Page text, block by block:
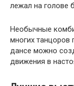
лежал на голове
Необычные
многих танцоров
дансе можно
движения в